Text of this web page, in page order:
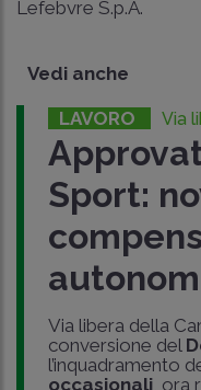
Lefebvre S.p.A.
Vedi anche
LAVORO Via
Sport:
Via libera della
conversione del
l’inquadramento
occasionali, ora